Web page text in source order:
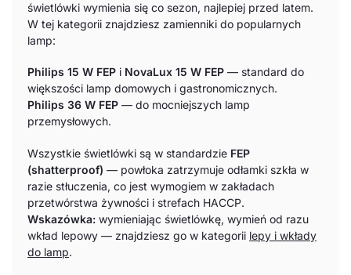
świetlówki wymienia się co sezon, najlepiej przed latem.
W tej kategorii znajdziesz zamienniki do popularnych
lamp:
Philips 15 W FEP i NovaLux 15 W FEP — standard do
większości lamp domowych i gastronomicznych.
Philips 36 W FEP — do mocniejszych lamp
przemysłowych.
Wszystkie świetlówki są w standardzie FEP
(shatterproof) — powłoka zatrzymuje odłamki szkła w
razie stłuczenia, co jest wymogiem w zakładach
przetwórstwa żywności i strefach HACCP.
Wskazówka: wymieniając świetlówkę, wymień od razu
wkład lepowy — znajdziesz go w kategorii lepy i wkłady
do lamp.